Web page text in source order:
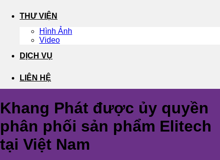
THƯ VIỆN
Hình Ảnh
Video
DỊCH VỤ
LIÊN HỆ
Khang Phát được ủy quyền
phân phối sản phẩm Elitech
tại Việt Nam